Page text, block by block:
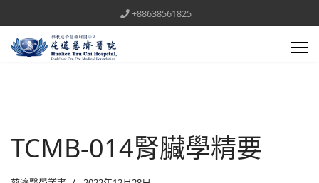
+88638561825
TCMB-014腎臟學精要